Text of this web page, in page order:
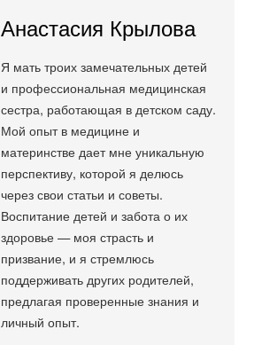
Анастасия Крылова
Я мать троих замечательных детей
и профессиональная медицинская
сестра, работающая в детском саду.
Мой опыт в медицине и
материнстве дает мне уникальную
перспективу, которой я делюсь
через свои статьи и советы.
Воспитание детей и забота о их
здоровье — моя страсть и
призвание, и я стремлюсь
поддерживать других родителей,
предлагая проверенные знания и
личный опыт.